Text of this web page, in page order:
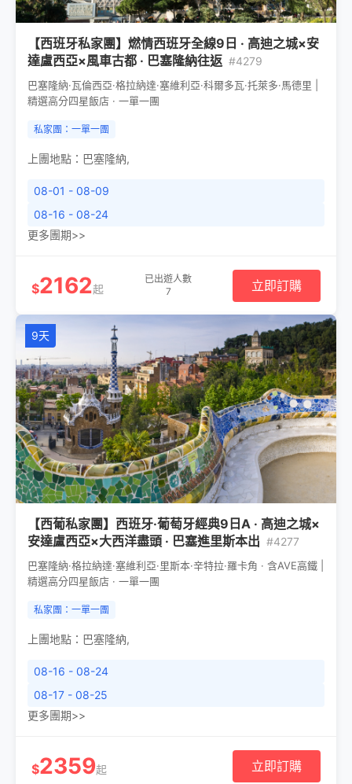
【西班牙私家團】燃情西班牙全線9日 · 高迪之城×安
達盧西亞×風車古都 · 巴塞隆納往返 #4279
巴塞隆納·瓦倫西亞·格拉納達·塞維利亞·科爾多瓦·托萊多·馬德里 |
精選高分四星飯店 · 一單一團
私家團：一單一團
上團地點： 巴塞隆納,
08-01 - 08-09
08-16 - 08-24
更多團期>>
$2162起
已出遊人數
7
立即訂購
9天
【西葡私家團】西班牙·葡萄牙經典9日A · 高迪之城×
安達盧西亞×大西洋盡頭 · 巴塞進里斯本出 #4277
巴塞隆納·格拉納達·塞維利亞·里斯本·辛特拉·羅卡角 · 含AVE高鐵 |
精選高分四星飯店 · 一單一團
私家團：一單一團
上團地點： 巴塞隆納,
08-16 - 08-24
08-17 - 08-25
更多團期>>
$2359起 立即訂購